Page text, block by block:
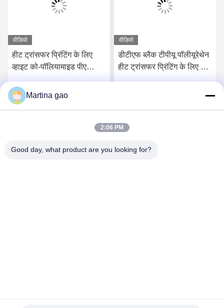
वीडियो
हीट ट्रांसफर प्रिंटिंग के लिए
व्हाइट को-पॉलियामाइड पीए
सर्वोत्तम मूल्य प्राप्त करें
वीडियो
डीटीएफ ब्लैक टीपीयू पॉलीयूरेथेन
हीट ट्रांसफर प्रिंटिंग के लिए गर्म
Martina gao
2:06 PM
Good day, what product are you looking for?